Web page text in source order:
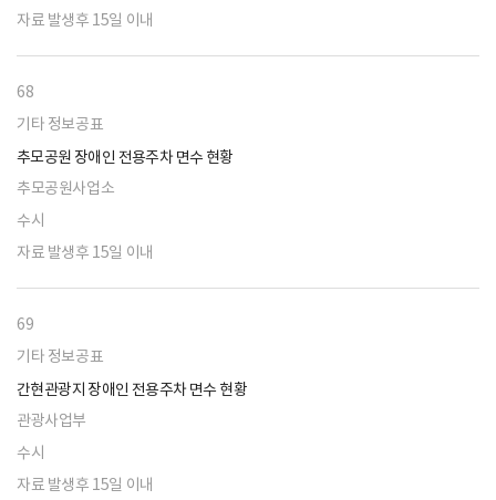
자료 발생후 15일 이내
68
기타 정보공표
추모공원 장애인 전용주차 면수 현황
추모공원사업소
수시
자료 발생후 15일 이내
69
기타 정보공표
간현관광지 장애인 전용주차 면수 현황
관광사업부
수시
자료 발생후 15일 이내